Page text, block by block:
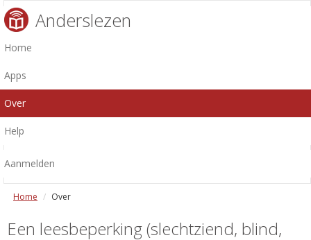
Anderslezen
Home
Apps
Over
Help
Aanmelden
Home Over
Een leesbeperking (slechtziend, blind,